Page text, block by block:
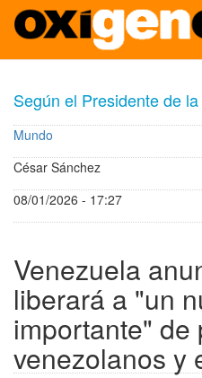
contenido
principal
Según el Presidente de
Mundo
César Sánchez
08/01/2026 - 17:27
Venezuela
liberará a "un
importante" de
venezolanos y